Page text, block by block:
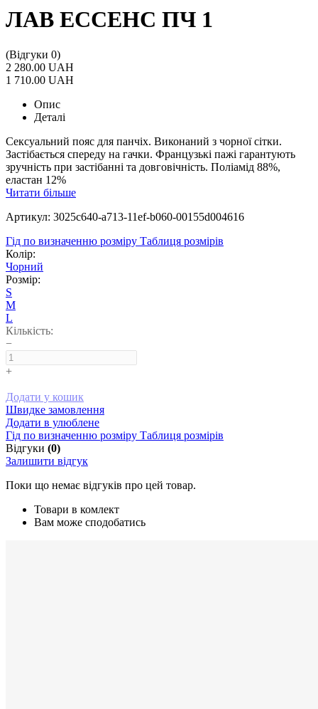
ЛАВ ЕССЕНС ПЧ 1
(Відгуки 0)
2 280.00 UAH
1 710.00 UAH
Опис
Деталі
Сексуальний пояс для панчіх. Виконаний з чорної сітки.
Застібається спереду на гачки. Французькі пажі гарантують
зручність при застібанні та довговічність. Поліамід 88%,
еластан 12%
Читати більше
Артикул: 3025c640-a713-11ef-b060-00155d004616
Гід по визначенню розміру Таблиця розмірів
Колір:
Чорний
Розмір:
S
M
L
Кількість:
−
+
Додати у кошик
Швидке замовлення
Додати в улюблене
Гід по визначенню розміру Таблиця розмірів
Відгуки (0)
Залишити відгук
Поки що немає відгуків про цей товар.
Товари в комлект
Вам може сподобатись